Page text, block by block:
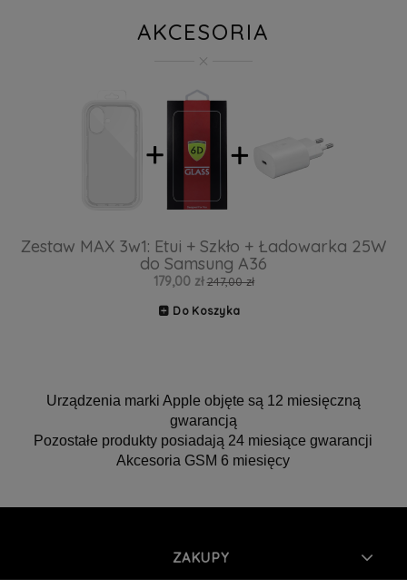
AKCESORIA
Zestaw MAX 3w1: Etui + Szkło + Ładowarka 25W
do Samsung A36
179,00 zł 247,00 zł
Do Koszyka
Urządzenia marki Apple objęte są 12 miesięczną
gwarancją
Pozostałe produkty posiadają 24 miesiące gwarancji
Akcesoria GSM 6 miesięcy
ZAKUPY